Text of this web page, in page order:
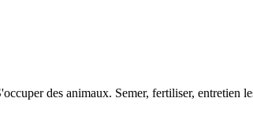
des animaux. Semer, fertiliser, entretien